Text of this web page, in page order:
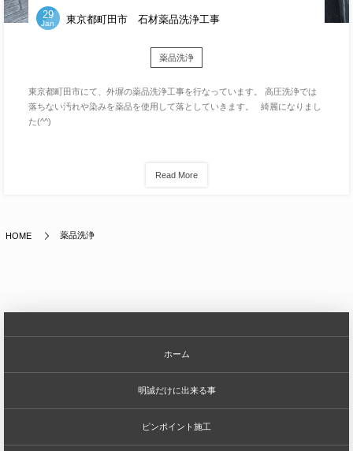
29
Jan 東京都町田市 石材薬品洗浄工事
薬品洗浄
東京都町田市にて、外塀の薬品洗浄工事を行なっています。 高圧洗浄では
落ちない汚れや染みを薬品を使用して落としていきます。 綺麗になりまし
た(^^)
Read More
HOME 薬品洗浄
ホーム
明誠だけに出来る事
ピンポイント施工